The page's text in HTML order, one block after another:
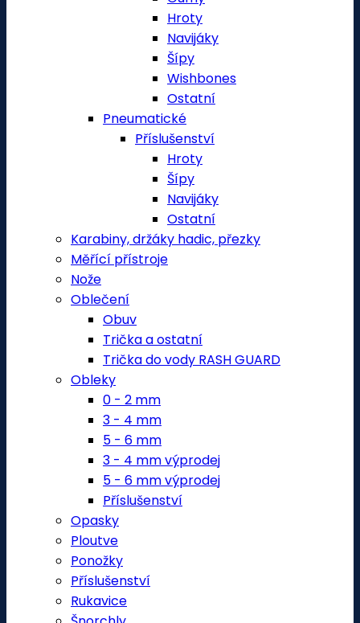
Hroty
Navijáky
Šípy
Wishbones
Ostatní
Pneumatické
Příslušenství
Hroty
Šípy
Navijáky
Ostatní
Karabiny, držáky hadic, přezky
Měřící přístroje
Nože
Oblečení
Obuv
Trička a ostatní
Trička do vody RASH GUARD
Obleky
0 - 2 mm
3 - 4 mm
5 - 6 mm
3 - 4 mm výprodej
5 - 6 mm výprodej
Příslušenství
Opasky
Ploutve
Ponožky
Příslušenství
Rukavice